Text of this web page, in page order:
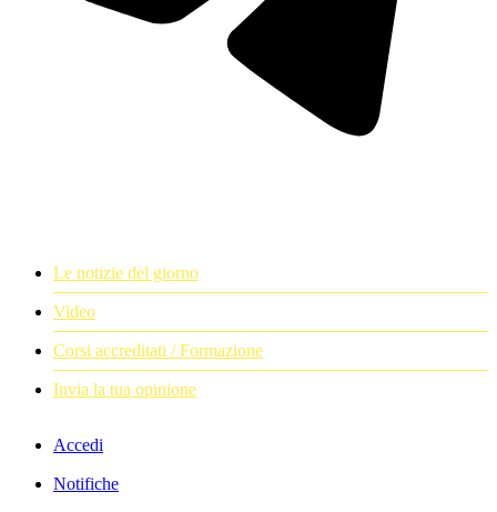
Le notizie del giorno
Video
Corsi accreditati / Formazione
Invia la tua opinione
Accedi
Notifiche